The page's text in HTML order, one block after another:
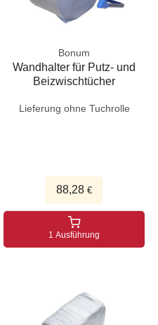
Bonum
Wandhalter für Putz- und
Beizwischtücher
Lieferung ohne Tuchrolle
88,28 €
1 Ausführung